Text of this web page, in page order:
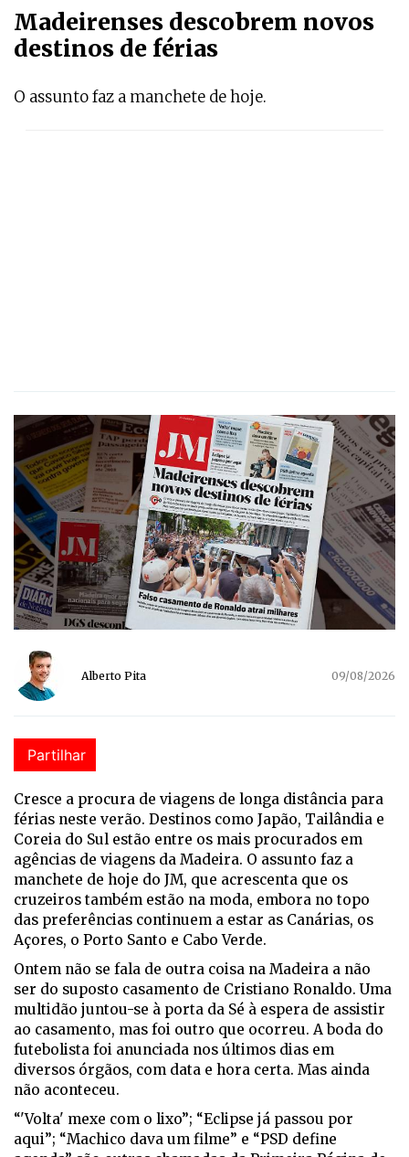
Madeirenses descobrem novos
destinos de férias
O assunto faz a manchete de hoje.
Alberto Pita 09/08/2026
Partilhar
Cresce a procura de viagens de longa distância para
férias neste verão. Destinos como Japão, Tailândia e
Coreia do Sul estão entre os mais procurados em
agências de viagens da Madeira. O assunto faz a
manchete de hoje do JM, que acrescenta que os
cruzeiros também estão na moda, embora no topo
das preferências continuem a estar as Canárias, os
Açores, o Porto Santo e Cabo Verde.
Ontem não se fala de outra coisa na Madeira a não
ser do suposto casamento de Cristiano Ronaldo. Uma
multidão juntou-se à porta da Sé à espera de assistir
ao casamento, mas foi outro que ocorreu. A boda do
futebolista foi anunciada nos últimos dias em
diversos órgãos, com data e hora certa. Mas ainda
não aconteceu.
“'Volta' mexe com o lixo”; “Eclipse já passou por
aqui”; “Machico dava um filme” e “PSD define